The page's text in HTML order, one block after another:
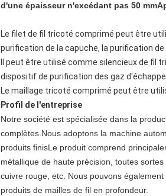
d'une épaisseur n'excédant pas 50 mm
Le filet de fil tricoté comprimé peut être
purification de la capuche, la purification
Il peut être utilisé comme silencieux de fil
dispositif de purification des gaz
Le maillage tricoté comprimé peut être
Profil de l'entreprise
Notre société est spécialisée dans la
complètes.Nous adoptons la machine
produits finisLe produit comprend
métallique de haute précision, toutes
cuivre rouge, etc. Nous pouvons
produits de mailles de fil en profondeur.